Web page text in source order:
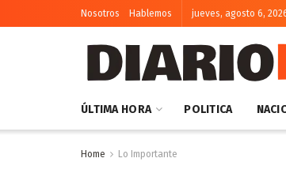
Nosotros Hablemos jueves, agosto 6,
ÚLTIMA HORA POLITICA
Home Lo Importante